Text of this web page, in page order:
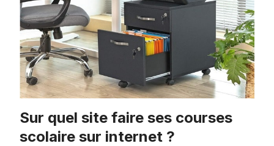
Sur quel site faire ses courses
scolaire sur internet ?